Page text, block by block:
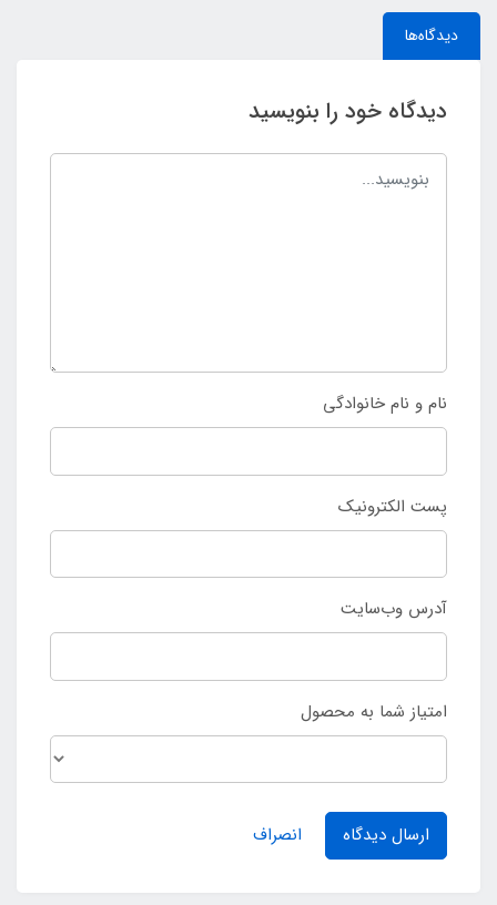
دیدگاه‌ها
دیدگاه خود را بنویسید
نام و نام خانوادگی
پست الکترونیک
آدرس وب‌سایت
امتیاز شما به محصول
ارسال دیدگاه انصراف